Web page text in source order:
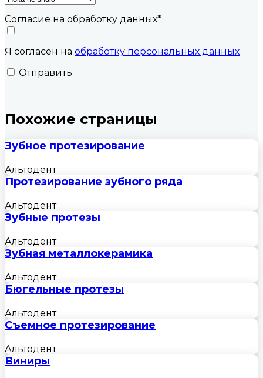
Согласие на обработку данных*
Я согласен на обработку персональных данных
Отправить
Похожие страницы
Зубное протезирование
Альтодент
Протезирование зубного ряда
Альтодент
Зубные протезы
Альтодент
Зубная металлокерамика
Альтодент
Бюгельные протезы
Альтодент
Съемное протезирование
Альтодент
Виниры